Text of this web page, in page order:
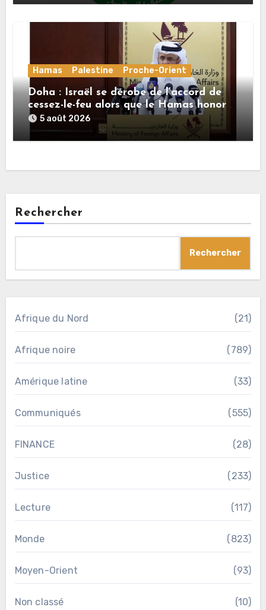
Hamas Palestine Proche-Orient
Doha : Israël se dérobe de l’accord de
cessez-le-feu alors que le Hamas honore
ses engagements
5 août 2026
Rechercher
Rechercher
Afrique du Nord (21)
Afrique noire (789)
Amérique latine (33)
Communiqués (555)
FINANCE (28)
Justice (233)
Lecture (117)
Monde (823)
Moyen-Orient (93)
Non classé (10)